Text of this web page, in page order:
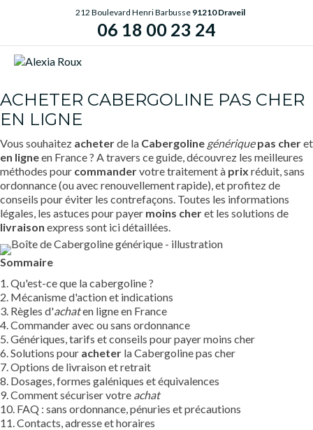
212 Boulevard Henri Barbusse 91210 Draveil
06 18 00 23 24
ACHETER CABERGOLINE PAS CHER
EN LIGNE
Vous souhaitez acheterde la Cabergoline générique pas cheret
en ligneen France ? A travers ce guide, découvrez les meilleures
méthodes pour commandervotre traitement à prix réduit, sans
ordonnance (ou avec renouvellement rapide), et profitez de
conseils pour éviter les contrefaçons. Toutes les informations
légales, les astuces pour payer moins cheret les solutions de
livraison express sont ici détaillées.
Sommaire
1. Qu'est-ce que la cabergoline ?
2. Mécanisme d'action et indications
3. Règles d'achaten ligne en France
4. Commander avec ou sans ordonnance
5. Génériques, tarifs et conseils pour payer moins cher
6. Solutions pour acheter la Cabergoline pas cher
7. Options de livraison et retrait
8. Dosages, formes galéniques et équivalences
9. Comment sécuriser votre achat
10. FAQ : sans ordonnance, pénuries et précautions
11. Contacts, adresse et horaires